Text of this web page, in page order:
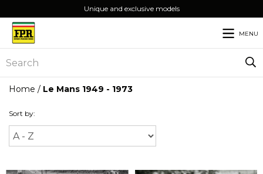
Unique and exclusive models
MENU
Home / Le Mans 1949 - 1973
Sort by: